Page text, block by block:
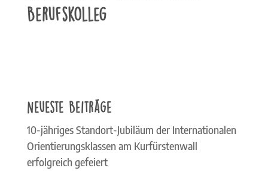
Berufskolleg
Neueste Beiträge
10-jähriges Standort-Jubiläum der Internationalen
Orientierungsklassen am Kurfürstenwall
erfolgreich gefeiert